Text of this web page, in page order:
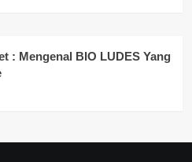
: Mengenal BIO LUDES Yang